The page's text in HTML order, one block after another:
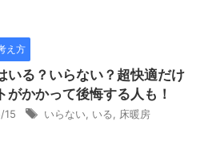
え方
いる？いらない？超快適だけ
がかかって後悔する人も！
15 いらない いる 床暖房